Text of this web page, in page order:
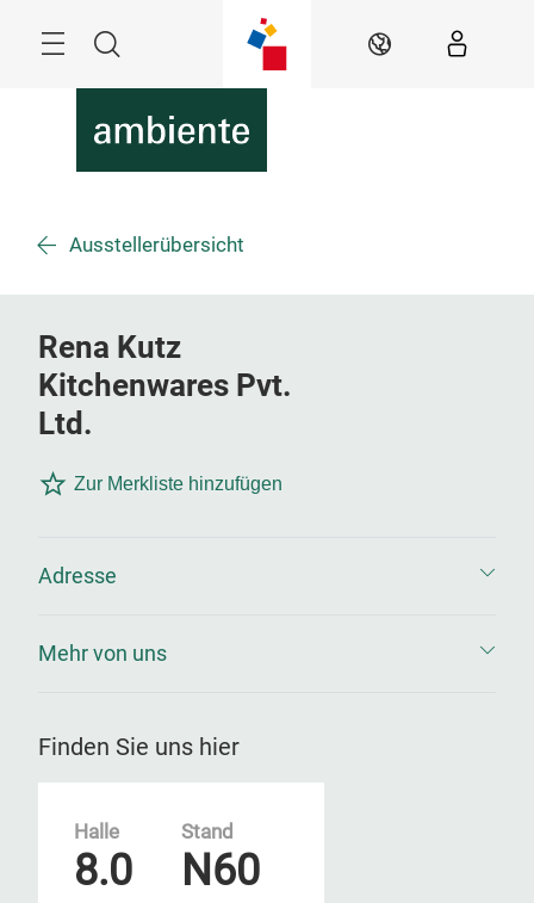
Suche DE
Ausstellerübersicht
Rena Kutz
Kitchenwares Pvt.
Ltd.
Zur Merkliste hinzufügen
Adresse
Mehr von uns
Finden Sie uns hier
Halle
8.0
Stand
N60